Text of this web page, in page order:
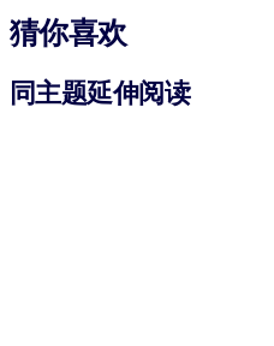
猜你喜欢
同主题延伸阅读